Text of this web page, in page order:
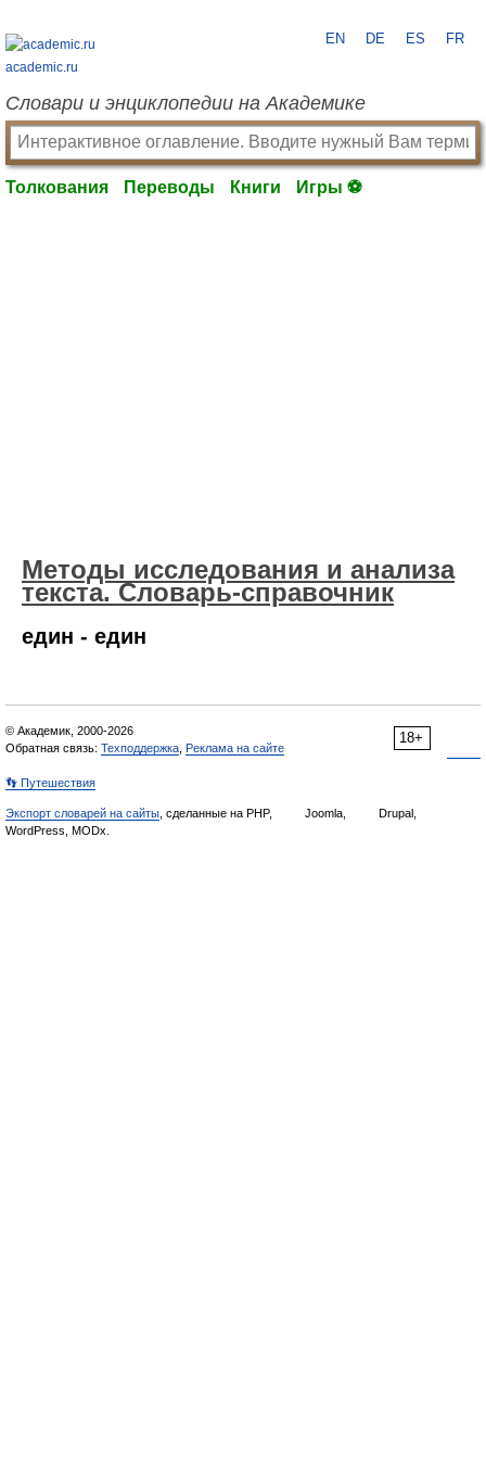
academic.ru
EN DE ES FR
Словари и энциклопедии на Академике
Толкования Переводы Книги Игры ⚽
Методы исследования и анализа
текста. Словарь-справочник
един - един
18+
© Академик, 2000-2026
Обратная связь: Техподдержка Реклама на сайте
👣 Путешествия
Экспорт словарей на сайты , сделанные на PHP, Joomla,
Drupal,
WordPress, MODx.